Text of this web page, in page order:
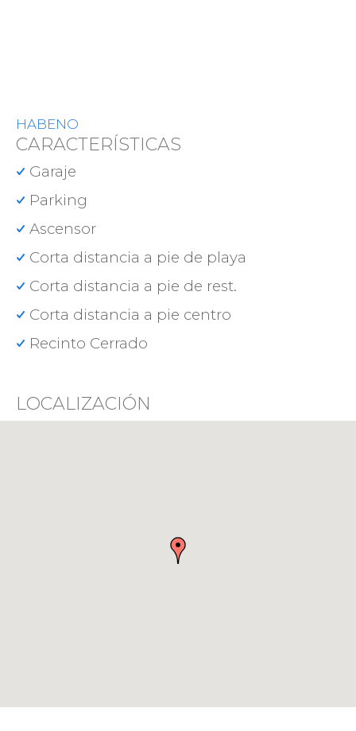
HABENO
CARACTERÍSTICAS
Garaje
Parking
Ascensor
Corta distancia a pie de playa
Corta distancia a pie de rest.
Corta distancia a pie centro
Recinto Cerrado
LOCALIZACIÓN